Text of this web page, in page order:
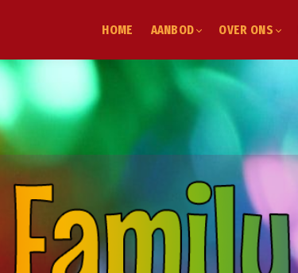
HOME AANBOD OVER ONS